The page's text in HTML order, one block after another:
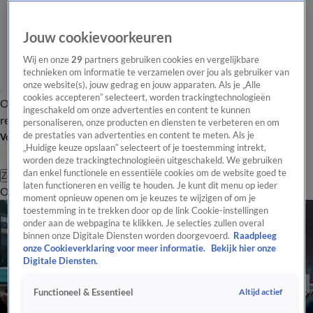
Overzicht Laatste nieuws Regionieuws Het beste van Hart
Tip de
redactie
Volg Hart van Nederland
Zoeken
OverzichtRegioUitzendingenWeerTip de redactiePanelVideo's
Jouw cookievoorkeuren
Wij en onze29 partners gebruiken cookies en vergelijkbare
technieken om informatie te verzamelen over jou als gebruiker van
onze website(s), jouw gedrag en jouw apparaten. Als je „Alle
cookies accepteren” selecteert, worden trackingtechnologieën
ingeschakeld om onze advertenties en content te kunnen
personaliseren, onze producten en diensten te verbeteren en om
de prestaties van advertenties en content te meten. Als je
„Huidige keuze opslaan” selecteert of je toestemming intrekt,
worden deze trackingtechnologieën uitgeschakeld. We gebruiken
dan enkel functionele en essentiële cookies om de website goed te
laten functioneren en veilig te houden. Je kunt dit menu op ieder
moment opnieuw openen om je keuzes te wijzigen of om je
toestemming in te trekken door op de link Cookie-instellingen
onder aan de webpagina te klikken. Je selecties zullen overal
binnen onze Digitale Diensten worden doorgevoerd. Raadpleeg
onze Cookieverklaring voor meer informatie.
Bekijk hier onze
Digitale Diensten.
Functioneel & Essentieel Altijd actief